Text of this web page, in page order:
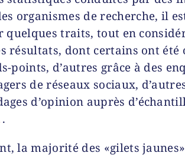
organismes de recherche, il
quelques traits, tout en
résultats, dont certains ont été
points, d’autres grâce à des
de réseaux sociaux,
d’opinion auprès
.
la majorité des «gilets